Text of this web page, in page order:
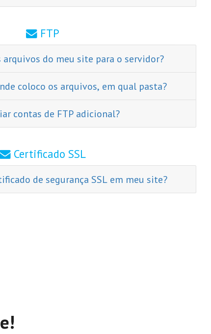
FTP
do meu site para o servidor?
coloco os arquivos, em qual pasta?
contas de FTP adicional?
Certificado SSL
de segurança SSL em meu site?